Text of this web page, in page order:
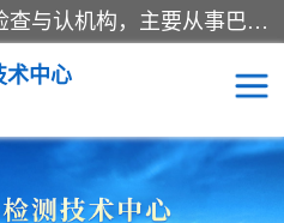
*是一家的测试、评估、检查与认机构，主要从事巴西NR10认证、NR12认证、NR13认证；ANATEL认证、INMTRO认证，欧盟CE认证：MD认证，PED认证，MID认证，ATEX认证，德国蓝色天使认证。
术中心
NR10认证